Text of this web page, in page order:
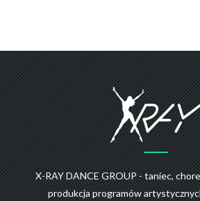
X-RAY DANCE GROUP - taniec,
produkcja programów